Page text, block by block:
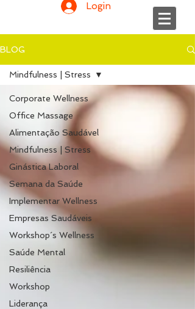
Login
BLOG
Corporate Wellness
Office Massage
Alimentação Saudável
Mindfulness | Stress
Ginástica Laboral
Semana da Saúde
Implementar Wellness
Empresas Saudáveis
Workshop´s Wellness
Saúde Mental
Resiliência
Workshop
Liderança
Mindfulness | Stress